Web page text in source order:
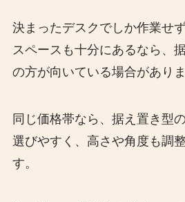
決まったデスクでしか作業せ
スペースも十分にあるなら、
の方が向いている場合がありま
同じ価格帯なら、据え置き型
選びやすく、高さや角度も調
す。